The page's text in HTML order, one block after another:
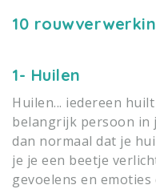
10
1- Huilen
Huilen... iedereen
belangrijk persoon in
dan normaal dat je
je je een beetje
gevoelens en